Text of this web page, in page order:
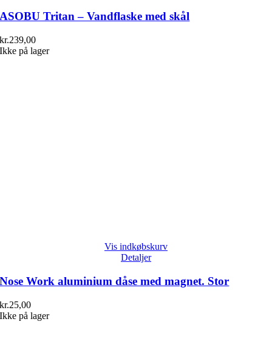
ASOBU Tritan – Vandflaske med skål
kr.239,00
Ikke på lager
Vis indkøbskurv
Detaljer
Nose Work aluminium dåse med magnet. Stor
kr.25,00
Ikke på lager